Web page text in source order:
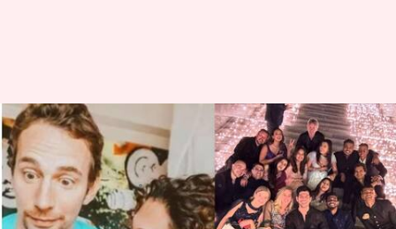
Tapsee: ప్రియుడిని రహస్యంగా పెళ్లి
చేసుకున్నహీరోయున్?
వ్రాసిన వారు Sirish Praharaju Mar 25, 2024 04:28 pm